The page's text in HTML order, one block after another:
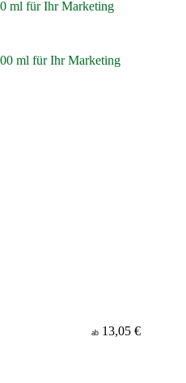
ml für Ihr Marketing
ab 13,05 €